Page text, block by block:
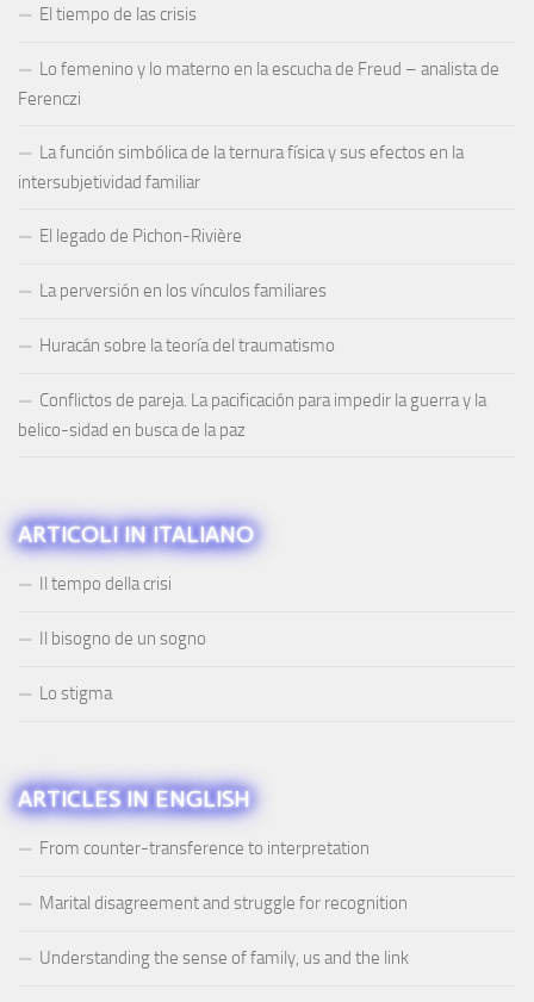
El tiempo de las crisis
Lo femenino y lo materno en la escucha de Freud – analista de
Ferenczi
La función simbólica de la ternura física y sus efectos en la
intersubjetividad familiar
El legado de Pichon-Rivière
La perversión en los vínculos familiares
Huracán sobre la teoría del traumatismo
Conflictos de pareja. La pacificación para impedir la guerra y la
belico-sidad en busca de la paz
ARTICOLI IN ITALIANO
Il tempo della crisi
Il bisogno de un sogno
Lo stigma
ARTICLES IN ENGLISH
From counter-transference to interpretation
Marital disagreement and struggle for recognition
Understanding the sense of family, us and the link